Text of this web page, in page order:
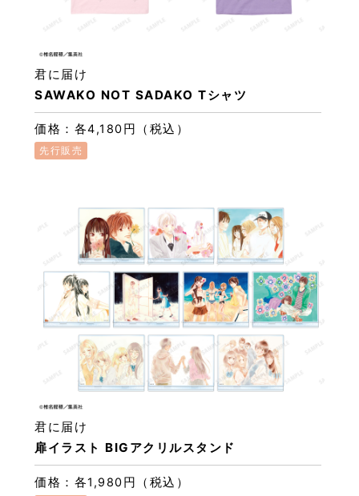
SAWAKO NOT SADAKO Tシャツ
君に届け
価格：各4,180円（税込）
先行販売
扉イラスト BIGアクリルスタンド
君に届け
価格：各1,980円（税込）